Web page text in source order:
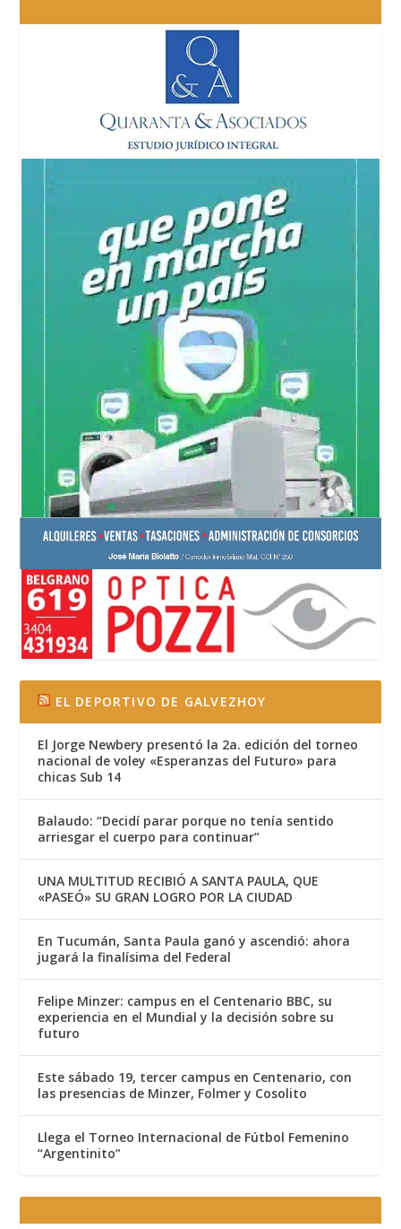
EL DEPORTIVO DE GALVEZHOY
El Jorge Newbery presentó la 2a. edición del torneo
nacional de voley «Esperanzas del Futuro» para
chicas Sub 14
Balaudo: “Decidí parar porque no tenía sentido
arriesgar el cuerpo para continuar”
UNA MULTITUD RECIBIÓ A SANTA PAULA, QUE
«PASEÓ» SU GRAN LOGRO POR LA CIUDAD
En Tucumán, Santa Paula ganó y ascendió: ahora
jugará la finalísima del Federal
Felipe Minzer: campus en el Centenario BBC, su
experiencia en el Mundial y la decisión sobre su
futuro
Este sábado 19, tercer campus en Centenario, con
las presencias de Minzer, Folmer y Cosolito
Llega el Torneo Internacional de Fútbol Femenino
“Argentinito”